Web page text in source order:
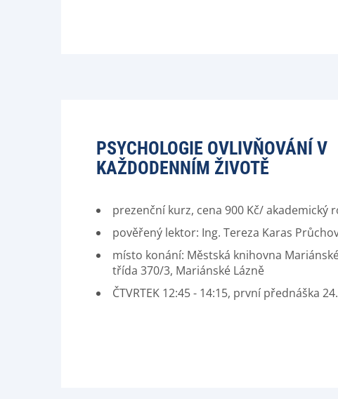
PSYCHOLOGIE OVLIVŇOVÁNÍ V
KAŽDODENNÍM ŽIVOTĚ
prezenční kurz, cena 900 Kč/ akademický
pověřený lektor: Ing. Tereza Karas
místo konání: Městská knihovna
třída 370/3, Mariánské Lázně
ČTVRTEK 12:45 - 14:15, první přednáška